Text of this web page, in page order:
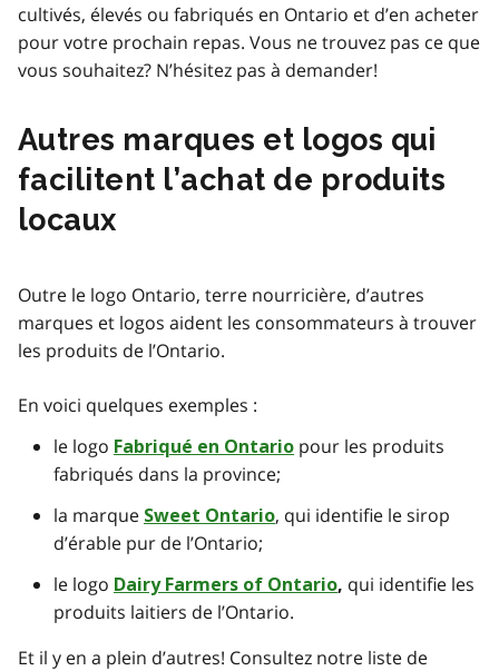
cultivés, élevés ou fabriqués en Ontario et d’en acheter
pour votre prochain repas. Vous ne trouvez pas ce que
vous souhaitez? N’hésitez pas à demander!
Autres marques et logos qui
facilitent l’achat de produits
locaux
Outre le logo Ontario, terre nourricière, d’autres
marques et logos aident les consommateurs à trouver
les produits de l’Ontario.
En voici quelques exemples :
le logo Fabriqué en Ontario pour les produits
fabriqués dans la province;
la marque Sweet Ontario, qui identifie le sirop
d’érable pur de l’Ontario;
le logo Dairy Farmers of Ontario, qui identifie les
produits laitiers de l’Ontario.
Et il y en a plein d’autres! Consultez notre liste de